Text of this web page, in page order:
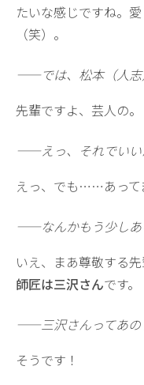
たいな感じですね。
（笑）。
——では、松本（人志
先輩ですよ、芸人の。
——えっ、それでいい
えっ、でも……あって
——なんかもう少しあ
いえ、まあ尊敬する
師匠は三沢さんです。
——三沢さんってあの
そうです！